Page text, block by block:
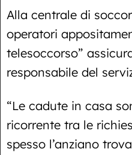
Alla centrale di
operatori
telesoccorso”
responsabile del
“Le cadute in casa
ricorrente tra le
spesso l’anziano